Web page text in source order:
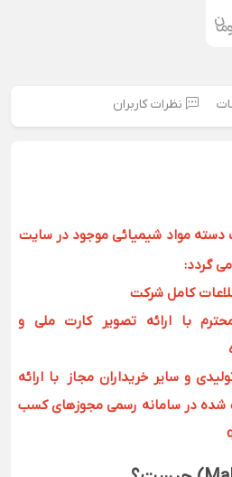
نظرات کاربران
مواد شیمیائی موجود در سایت
گردد:
کامل شرکت
با ارائه تصویر کارت ملی و
و سایر خریداران مجاز با ارائه
شده در سامانه رسمی مجوزهای کسب